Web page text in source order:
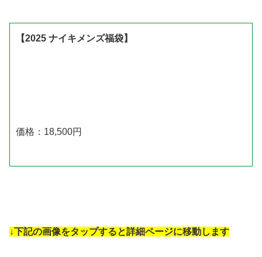
【2025 ナイキメンズ福袋】
価格：18,500円
↓下記の画像をタップすると詳細ページに移動します